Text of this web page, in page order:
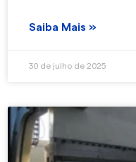
Saiba Mais »
30 de julho de 2025